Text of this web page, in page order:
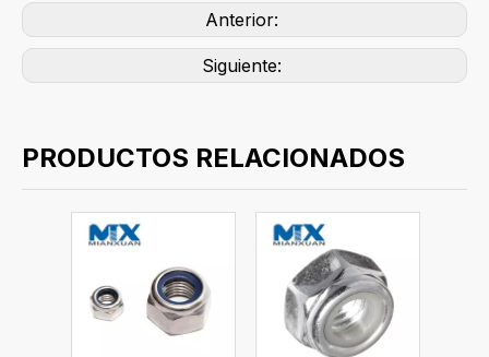
Anterior:
Siguiente:
PRODUCTOS RELACIONADOS